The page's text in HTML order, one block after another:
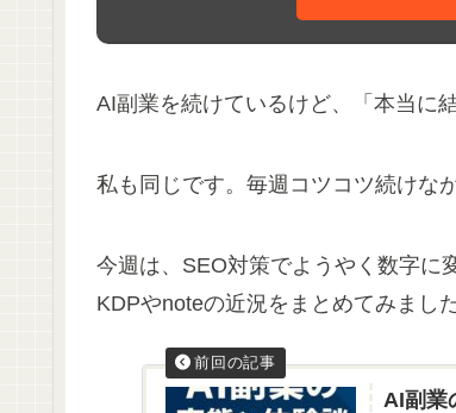
AI副業を続けているけど、「本当に
私も同じです。毎週コツコツ続けな
今週は、SEO対策でようやく数字に
KDPやnoteの近況をまとめてみました
AI副業